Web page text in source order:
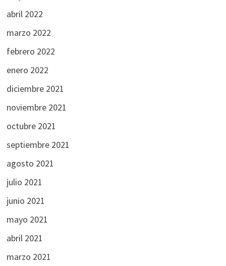
abril 2022
marzo 2022
febrero 2022
enero 2022
diciembre 2021
noviembre 2021
octubre 2021
septiembre 2021
agosto 2021
julio 2021
junio 2021
mayo 2021
abril 2021
marzo 2021